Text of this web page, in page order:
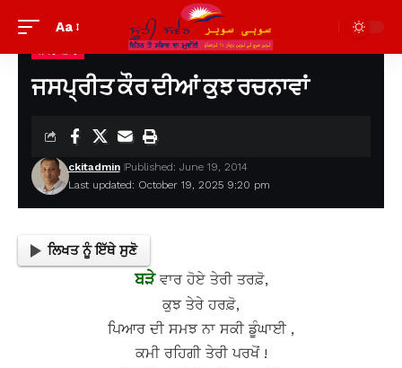
Aa
Suhi Saver>ਪੁਰਾਣੀਆਂ ਲਿਖਤਾਂ ਦੇਖਣ ਲਈ>ਕਾਵਿ-ਸ਼ਾਰ>ਜਸਪ੍ਰੀਤ ਕੌਰ ਦੀਆਂ ਕੁਝ ਰਚਨਾਵਾਂ
ਜਸਪ੍ਰੀਤ ਕੌਰ ਦੀਆਂ ਕੁਝ ਰਚਨਾਵਾਂ
Last updated: October 19, 2025 9:20 pm
ckitadmin Published: June 19, 2014
ਲਿਖਤ ਨੂੰ ਇੱਥੇ ਸੁਣੋ
ਬੜੇਵਾਰ ਹੋਏ ਤੇਰੀ ਤਰਫ਼ੋ,
ਕੁਝ ਤੇਰੇ ਹਰਫ਼ੋ,
ਪਿਆਰ ਦੀ ਸਮਝ ਨਾ ਸਕੀ ਡੂੰਘਾਈ ,
ਕਮੀ ਰਹਿਗੀ ਤੇਰੀ ਪਰਖੋਂ !